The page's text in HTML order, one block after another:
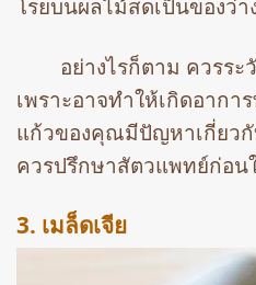
โรยบนผลไม้สดเป็นของว่า
อย่างไรก็ตาม ควรระ
เพราะอาจทำให้เกิดอากา
แก้วของคุณมีปัญหาเกี่ยวกั
ควรปรึกษาสัตวแพทย์ก่อน
3. เมล็ดเจีย